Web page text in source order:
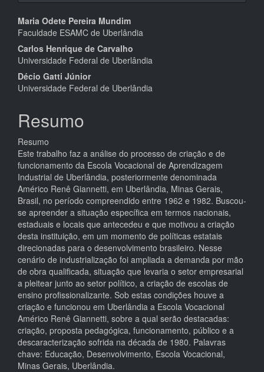
Conteúdo
do
artigo
principal
Maria Odete Pereira Mundim
Faculdade ESAMC de Uberlândia
Carlos Henrique de Carvalho
Universidade Federal de Uberlândia
Décio Gatti Júnior
Universidade Federal de Uberlândia
Resumo
Resumo
Este trabalho faz a análise do processo de criação e de
funcionamento da Escola Vocacional de Aprendizagem
Industrial de Uberlândia, posteriormente denominada
Américo Renê Giannetti, em Uberlândia, Minas Gerais,
Brasil, no período compreendido entre 1962 e 1982. Buscou-
se apreender a situação específica em termos nacionais,
estaduais e locais que antecedeu e que motivou a criação
desta instituição, em um momento de políticas estatais
direcionadas para o desenvolvimento brasileiro. Nesse
cenário de industrialização foi ampliada a demanda por mão
de obra qualificada, situação que levaria o setor empresarial
a pleitear junto ao setor político, a criação de escolas de
ensino profissionalizante. Sob estas condições houve a
criação e funcionou em Uberlândia a Escola Vocacional
Américo Renê Giannetti, sobre a qual serão destacadas:
criação, proposta pedagógica, funcionamento, público e a
descaracterização sofrida na década de 1980. Palavras
chave: Educação, Desenvolvimento, Escola Vocacional,
Minas Gerais, Uberlândia.